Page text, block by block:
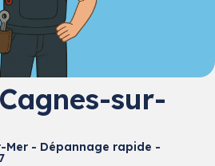
sur-
Mer - Dépannage rapide -